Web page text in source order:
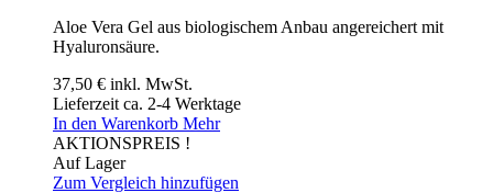
Aloe Vera Gel aus biologischem Anbau angereichert mit
Hyaluronsäure.
37,50 € inkl. MwSt.
Lieferzeit ca. 2-4 Werktage
In den Warenkorb Mehr
AKTIONSPREIS !
Auf Lager
Zum Vergleich hinzufügen